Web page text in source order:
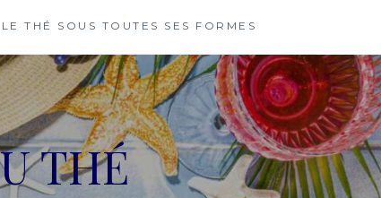
LE THÉ SOUS TOUTES SES FORMES
THÉ